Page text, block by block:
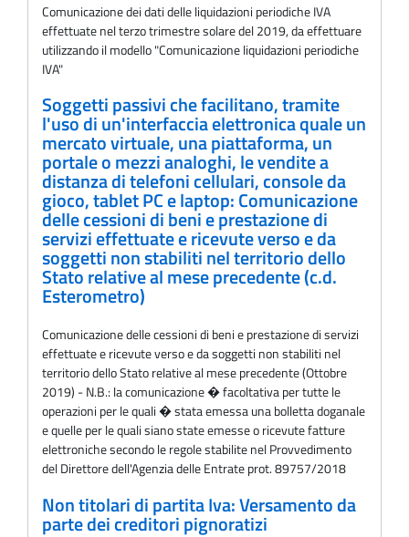
Comunicazione dei dati delle liquidazioni periodiche IVA
effettuate nel terzo trimestre solare del 2019, da effettuare
utilizzando il modello "Comunicazione liquidazioni periodiche
IVA"
Soggetti passivi che facilitano, tramite
l'uso di un'interfaccia elettronica quale un
mercato virtuale, una piattaforma, un
portale o mezzi analoghi, le vendite a
distanza di telefoni cellulari, console da
gioco, tablet PC e laptop: Comunicazione
delle cessioni di beni e prestazione di
servizi effettuate e ricevute verso e da
soggetti non stabiliti nel territorio dello
Stato relative al mese precedente (c.d.
Esterometro)
Comunicazione delle cessioni di beni e prestazione di servizi
effettuate e ricevute verso e da soggetti non stabiliti nel
territorio dello Stato relative al mese precedente (Ottobre
2019) - N.B.: la comunicazione � facoltativa per tutte le
operazioni per le quali � stata emessa una bolletta doganale
e quelle per le quali siano state emesse o ricevute fatture
elettroniche secondo le regole stabilite nel Provvedimento
del Direttore dell'Agenzia delle Entrate prot. 89757/2018
Non titolari di partita Iva: Versamento da
parte dei creditori pignoratizi